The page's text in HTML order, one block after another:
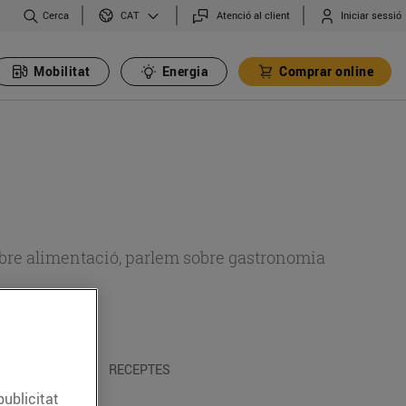
Cerca CAT Atenció al client Iniciar sessió
Mobilitat Energia Comprar online
alimentació, parlem sobre gastronomia
RECEPTES